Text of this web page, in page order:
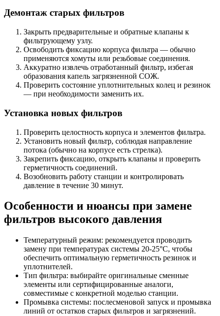
Демонтаж старых фильтров
Закрыть предварительные и обратные клапаны к
фильтрующему узлу.
Освободить фиксацию корпуса фильтра — обычно
применяются хомуты или резьбовые соединения.
Аккуратно извлечь отработанный фильтр, избегая
образования капель загрязненной СОЖ.
Проверить состояние уплотнительных колец и резинок
— при необходимости заменить их.
Установка новых фильтров
Проверить целостность корпуса и элементов фильтра.
Установить новый фильтр, соблюдая направление
потока (обычно на корпусе есть стрелка).
Закрепить фиксацию, открыть клапаны и проверить
герметичность соединений.
Возобновить работу станции и контролировать
давление в течение 30 минут.
Особенности и нюансы при замене
фильтров высокого давления
Температурный режим: рекомендуется проводить
замену при температурах системы 20-25°C, чтобы
обеспечить оптимальную герметичность резинок и
уплотнителей.
Тип фильтра: выбирайте оригинальные сменные
элементы или сертифицированные аналоги,
совместимые с конкретной моделью станции.
Промывка системы: послесменовой запуск и промывка
линий от остатков старых фильтров и загрязнений.